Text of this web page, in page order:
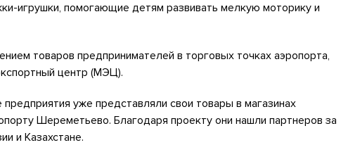
игрушки, помогающие детям развивать мелкую моторику и
товаров предпринимателей в торговых точках аэропорта,
центр (МЭЦ).
уже представляли свои товары в магазинах
Шереметьево. Благодаря проекту они нашли партнеров за
и Казахстане.